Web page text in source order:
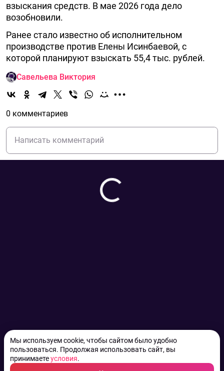
Мы используем cookie, чтобы сайтом было удобно
пользоваться. Продолжая использовать сайт, вы
принимаетеусловия.
взыскания средств. В мае 2026 года дело
возобновили.
Ранее стало известно об исполнительном
производстве против Елены Исинбаевой, с
которой планируют взыскать 55,4 тыс. рублей.
Савельева Виктория
0 комментариев